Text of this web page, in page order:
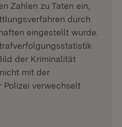
Zahlen zu Taten ein,
durch
eingestellt wurde.
der Kriminalität
mit der
Polizei verwechselt